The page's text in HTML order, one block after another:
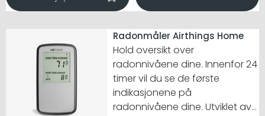
Radonmåler Airthings Home
Hold oversikt over
radonnivåene dine. Innenfor 24
timer vil du se de første
indikasjonene på
radonnivåene dine. Utviklet av